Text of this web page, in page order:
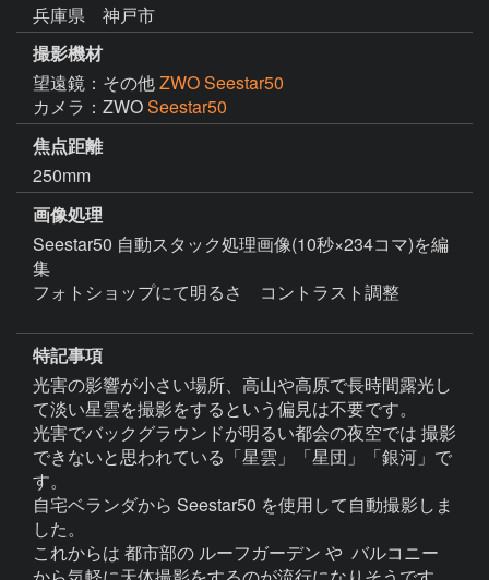
兵庫県 神戸市
撮影機材
望遠鏡：その他ZWO Seestar50
カメラ：ZWOSeestar50
焦点距離
250mm
画像処理
Seestar50 自動スタック処理画像(10秒×234コマ)を編
集
フォトショップにて明るさ　コントラスト調整
特記事項
光害の影響が小さい場所、高山や高原で長時間露光し
て淡い星雲を撮影をするという偏見は不要です。
光害でバックグラウンドが明るい都会の夜空では 撮影
できないと思われている「星雲」「星団」「銀河」で
す。
自宅ベランダから Seestar50 を使用して自動撮影しま
した。
これからは 都市部の ルーフガーデン や  バルコニー